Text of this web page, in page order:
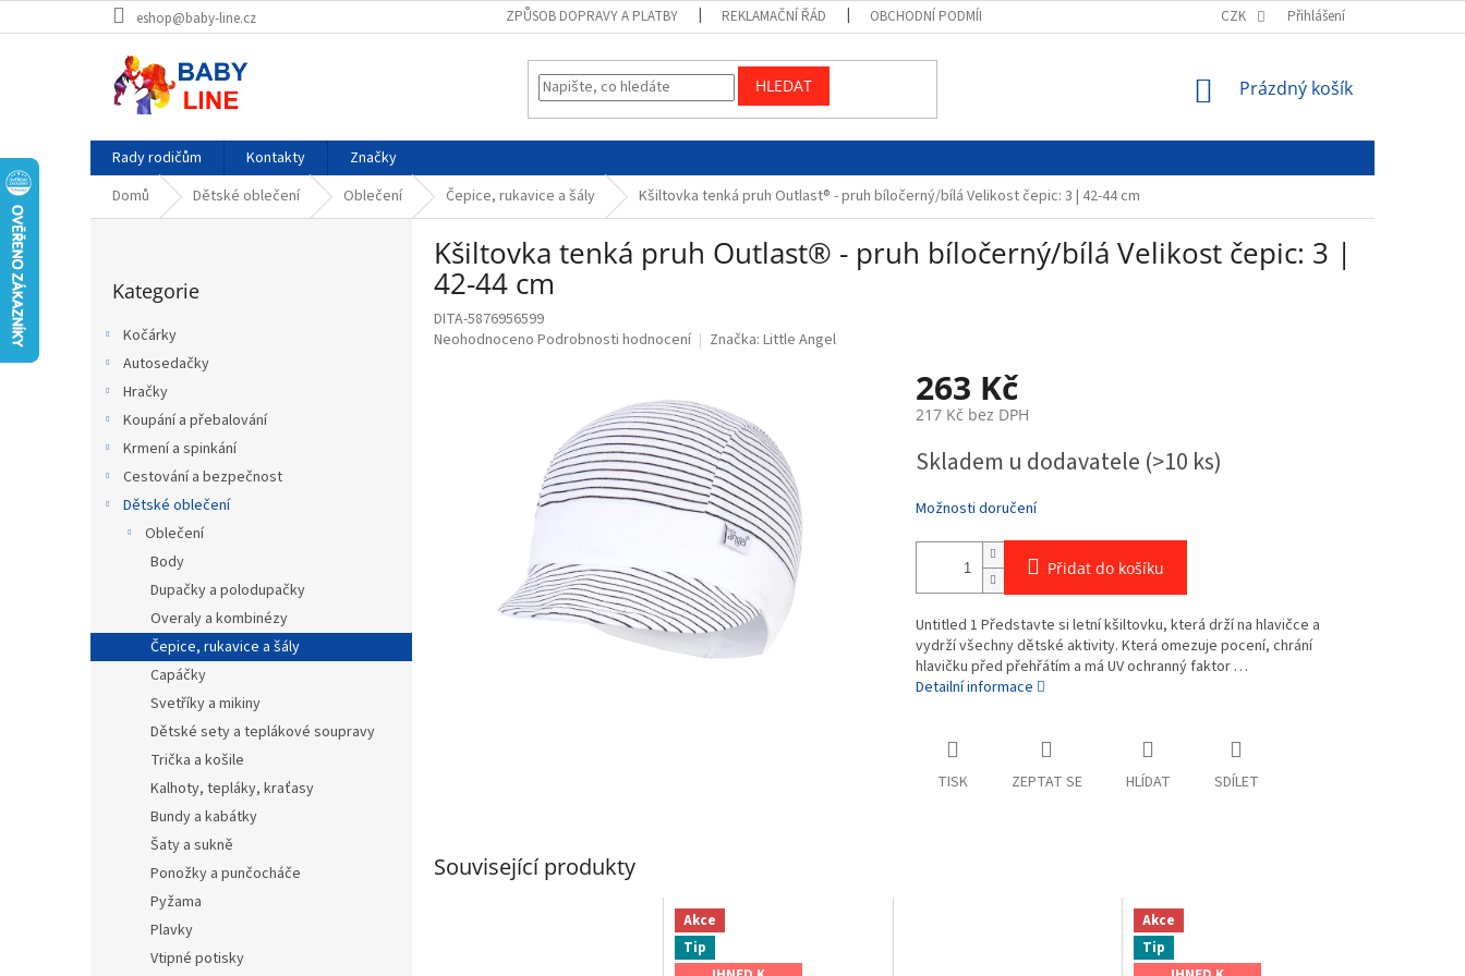
na
eshop@baby-line.cz ZPŮSOB DOPRAVY A PLATBY REKLAMAČNÍ ŘÁD OBCHODNÍ PODMÍNKY PODMÍNKY OCHRANY OSOBNÍCH ÚDAJŮ
CZK Přihlášení
HLEDAT
NÁKUPNÍ
Prázdný košík
Rady rodičům Kontakty
Značky
Domů
Dětské oblečení Oblečení Čepice, rukavice a šály Kšiltovka tenká pruh Outlast® - pruh bíločerný/bílá Velikost čepic: 3 | 42-44 cm
kategorie
Kategorie
Kočárky
Autosedačky
Hračky
Koupání a přebalování
Krmení a spinkání
Cestování a bezpečnost
Dětské oblečení
Oblečení
Body
Dupačky a polodupačky
Overaly a kombinézy
Čepice, rukavice a šály
Capáčky
Svetříky a mikiny
Dětské sety a teplákové soupravy
Trička a košile
Kalhoty, tepláky, kraťasy
Bundy a kabátky
Šaty a sukně
Ponožky a punčocháče
Pyžama
Plavky
Vtipné potisky
Kšiltovka tenká pruh Outlast® - pruh bíločerný/bílá Velikost čepic: 3 |
42-44 cm
DITA-5876956599
Průměrné
Neohodnoceno Podrobnosti hodnocení Značka: Little Angel
263 Kč
217 Kč bez DPH
cena:
Skladem u dodavatele (>10 ks)
Možnosti doručení
Přidat do košíku
Untitled 1 Představte si letní kšiltovku, která drží na hlavičce a
vydrží všechny dětské aktivity. Která omezuje pocení, chrání
hlavičku před přehřátím a má UV ochranný faktor …
Detailní informace
TISK ZEPTAT SE HLÍDAT SDÍLET
Související produkty
Akce
Tip
Akce
Tip